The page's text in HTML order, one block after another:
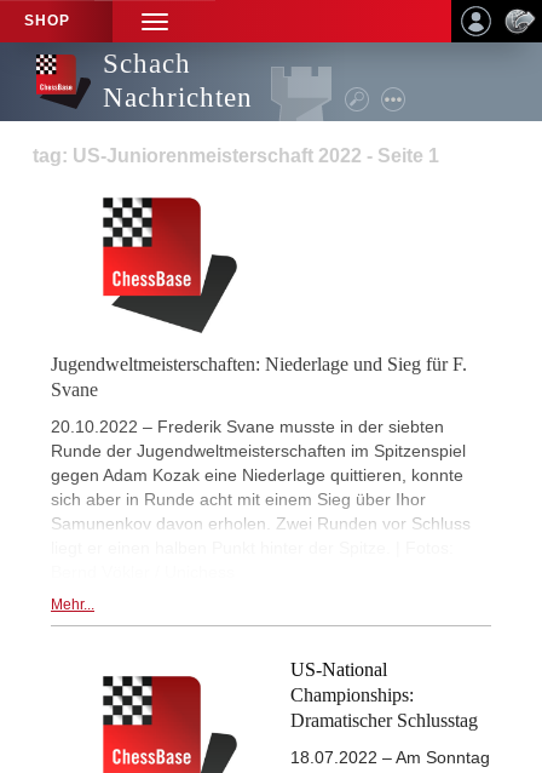
SHOP
TOGGLE
NAVIGATION
Schach
Nachrichten
tag: US-Juniorenmeisterschaft 2022 - Seite 1
Jugendweltmeisterschaften: Niederlage und Sieg für F.
Svane
20.10.2022 – Frederik Svane musste in der siebten
Runde der Jugendweltmeisterschaften im Spitzenspiel
gegen Adam Kozak eine Niederlage quittieren, konnte
sich aber in Runde acht mit einem Sieg über Ihor
Samunenkov davon erholen. Zwei Runden vor Schluss
Mehr...
US-National
Championships:
Dramatischer Schlusstag
18.07.2022 – Am Sonntag